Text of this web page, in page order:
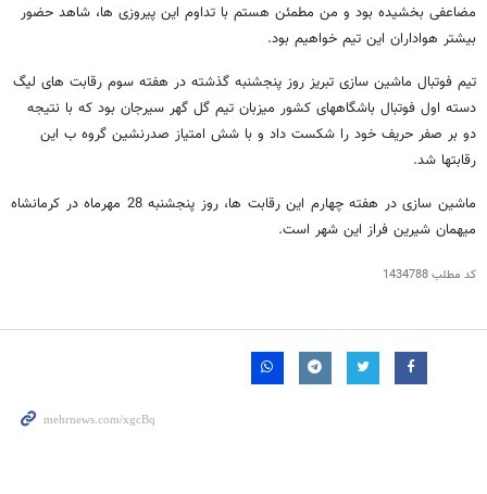
مضاعفی بخشیده بود و من مطمئن هستم با تداوم این پیروزی ها، شاهد حضور
بیشتر هواداران این تیم خواهیم بود.
تیم فوتبال ماشین سازی تبریز روز پنجشنبه گذشته در هفته سوم رقابت های لیگ
دسته اول فوتبال باشگاههای کشور میزبان تیم گل گهر سیرجان بود که با نتیجه
دو بر صفر حریف خود را شکست داد و با شش امتیاز صدرنشین گروه ب این
رقابتها شد.
ماشین سازی در هفته چهارم این رقابت ها، روز پنجشنبه 28 مهرماه در کرمانشاه
میهمان شیرین فراز این شهر است.
کد مطلب1434788